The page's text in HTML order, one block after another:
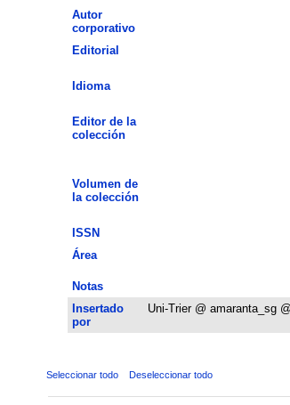
Autor
corporativo
Editorial
Idioma
Editor de la
colección
Volumen de
la colección
ISSN
Área
Notas
Insertado
por
Uni-Trier @ amaranta_sg @
Seleccionar todo Deseleccionar todo